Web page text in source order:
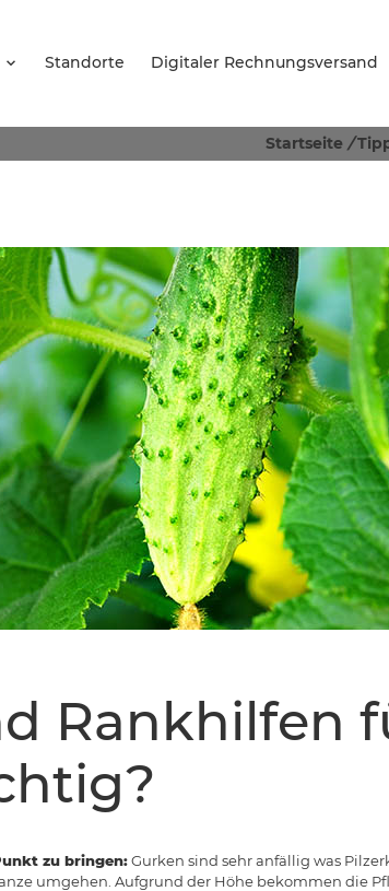
Standorte Digitaler Rechnungsversand
Startseite /
Rankhilfen
zu bringen:Gurken sind sehr anfällig was
umgehen. Aufgrund der Höhe bekommen die